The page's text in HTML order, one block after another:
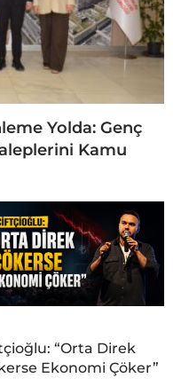
Yolda: Genç
Kamu
“Orta Direk
Ekonomi Çöker”